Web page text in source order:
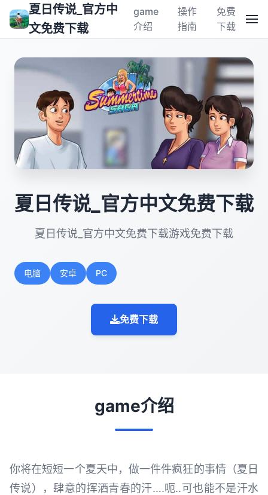
夏日传说_官方中
文免费下载
game
介绍
操作
指南
免费
下载
夏日传说_官方中文免费下载
夏日传说_官方中文免费下载游戏免费下载
电脑 安卓 PC
免费下载
game介绍
你将在短短一个夏天中，做一件件疯狂的事情（夏日
传说），肆意的挥洒青春的汗….呃..可也能不是汗水